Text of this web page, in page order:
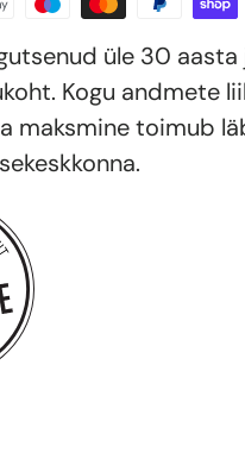
üle 30
Kogu andmete
maksmine toimub